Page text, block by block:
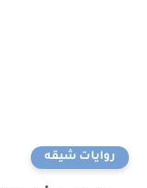
روايات شيقه